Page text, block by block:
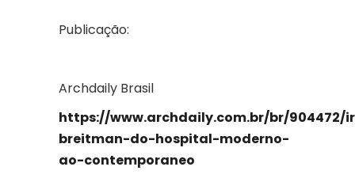
Publicação:
Archdaily Brasil
https://www.archdaily.com.br/br/904472/
breitman-do-hospital-moderno-
ao-contemporaneo